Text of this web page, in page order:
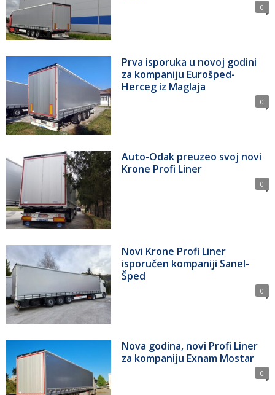
0
Prva isporuka u novoj godini
za kompaniju Eurošped-
Herceg iz Maglaja
0
Auto-Odak preuzeo svoj novi
Krone Profi Liner
0
Novi Krone Profi Liner
isporučen kompaniji Sanel-
Šped
0
Nova godina, novi Profi Liner
za kompaniju Exnam Mostar
0